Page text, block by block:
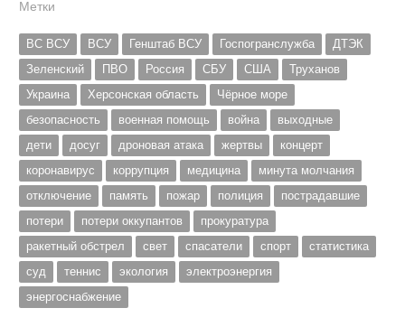
Метки
ВС ВСУ ВСУ Генштаб ВСУ Госпогранслужба
ДТЭК
Зеленский
ПВО Россия СБУ США
Труханов
Украина
Херсонская область
Чёрное море
безопасность
военная помощь война
выходные
дети
досуг дроновая атака жертвы
концерт
коронавирус
коррупция медицина
минута молчания
отключение
память пожар полиция
пострадавшие
потери
потери оккупантов
прокуратура
ракетный обстрел
свет спасатели спорт
статистика
суд
теннис экология
электроэнергия
энергоснабжение